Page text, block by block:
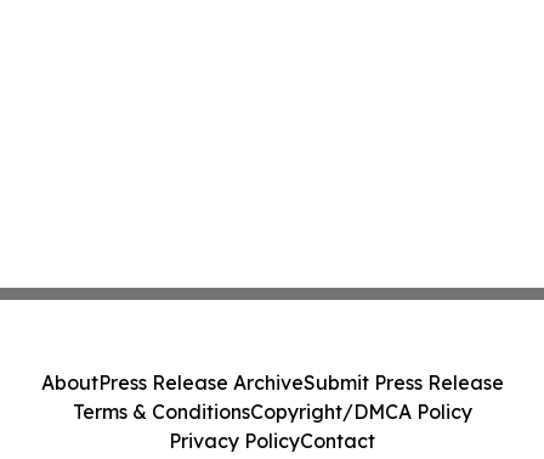
AboutPress Release ArchiveSubmit Press Release
Terms & ConditionsCopyright/DMCA Policy
Privacy PolicyContact